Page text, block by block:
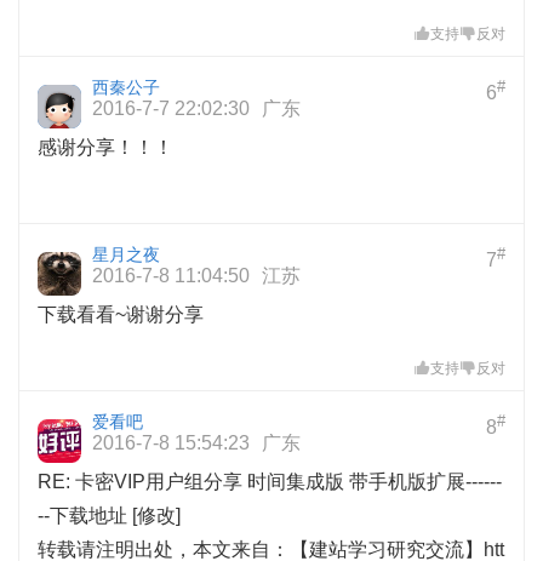
支持 反对
6#
西秦公子
2016-7-7 22:02:30
广东
感谢分享！！！
7#
星月之夜
2016-7-8 11:04:50 江苏
下载看看~谢谢分享
支持 反对
8#
爱看吧
2016-7-8 15:54:23
广东
RE: 卡密VIP用户组分享 时间集成版 带手机版扩展------
--下载地址 [修改]
转载请注明出处，本文来自：【建站学习研究交流】
htt